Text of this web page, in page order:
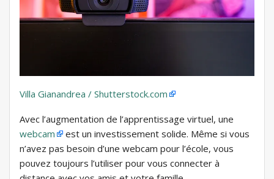
Villa Gianandrea / Shutterstock.com
Avec l’augmentation de l’apprentissage virtuel, une
webcam
est un investissement solide. Même si vous
n’avez pas besoin d’une webcam pour l’école, vous
pouvez toujours l’utiliser pour vous connecter à